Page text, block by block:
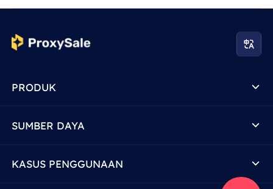
PRODUK
SUMBER DAYA
KASUS PENGGUNAAN